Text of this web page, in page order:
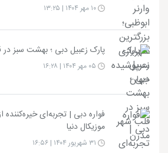
پارک زعبیل دبی ؛ بهشت سبز
فواره دبی | تجربه‌ای خیره‌کننده
موزیکال دنیا